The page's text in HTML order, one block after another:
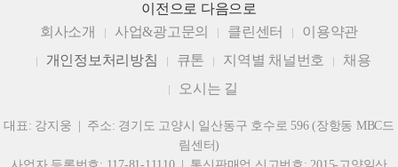
이전으로 다음으로
회사소개
사업&광고문의 클린센터
이용약관
개인정보처리방침
큐톤 지역별 채널번호
채용
오시는 길
대표: 강지웅 | 주소: 경기도 고양시 일산동구 호수로 596 (장항동 MBC드
림센터)